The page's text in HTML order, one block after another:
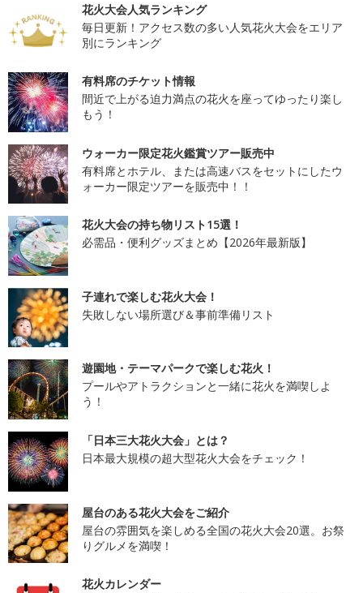
花火大会人気ランキング
毎日更新！アクセス数の多い人気花火大会をエリア
別にランキング
有料席のチケット情報
間近で上がる迫力満点の花火を座ってゆったり楽し
もう！
ウォーカー限定花火鑑賞ツアー販売中
有料席とホテル、または高速バスをセットにしたウ
ォーカー限定ツアーを販売中！！
花火大会の持ち物リスト15選！
必需品・便利グッズまとめ【2026年最新版】
子連れで楽しむ花火大会！
失敗しない場所選び＆事前準備リスト
遊園地・テーマパークで楽しむ花火！
プールやアトラクションと一緒に花火を満喫しよ
う！
「日本三大花火大会」とは？
日本最大規模の超大型花火大会をチェック！
屋台のある花火大会をご紹介
屋台の雰囲気を楽しめる全国の花火大会20選。お祭
りグルメを満喫！
花火カレンダー